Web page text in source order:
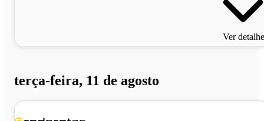
Ver
terça-feira, 11 de agosto